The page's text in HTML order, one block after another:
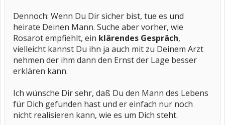
Dennoch: Wenn Du Dir sicher bist, tue es und
heirate Deinen Mann. Suche aber vorher, wie
Rosarot empfiehlt, ein klärendes Gespräch,
vielleicht kannst Du ihn ja auch mit zu Deinem Arzt
nehmen der ihm dann den Ernst der Lage besser
erklären kann.
Ich wünsche Dir sehr, daß Du den Mann des Lebens
für Dich gefunden hast und er einfach nur noch
nicht realisieren kann, wie es um Dich steht.